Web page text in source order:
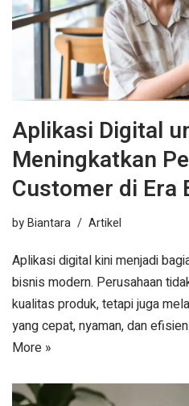
Aplikasi Digital
Meningkatkan
Customer di Era
byBiantara Artikel
Aplikasi digital kini menjadi
bisnis modern. Perusahaan
kualitas produk, tetapi juga
yang cepat, nyaman, dan
More »